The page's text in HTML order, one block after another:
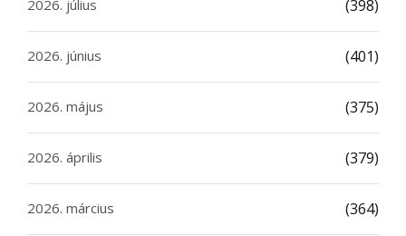
2026. július (398)
2026. június (401)
2026. május (375)
2026. április (379)
2026. március (364)